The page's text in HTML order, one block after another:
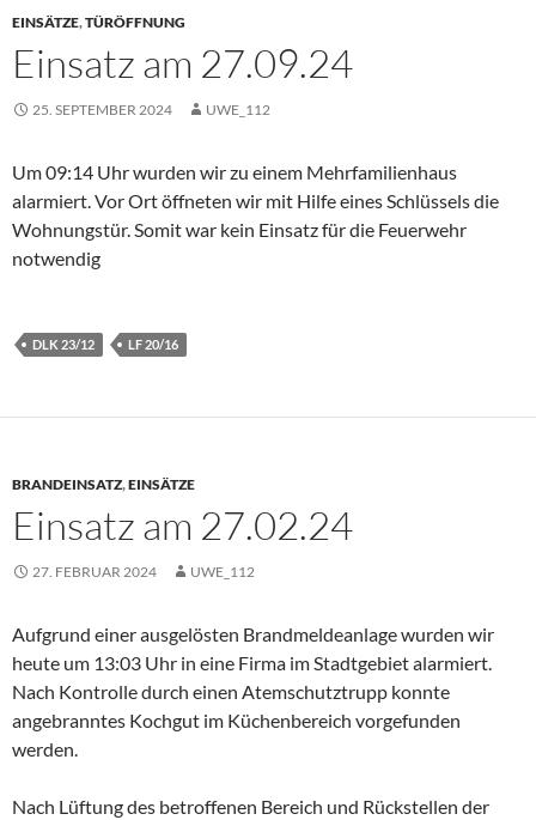
EINSÄTZE,TÜRÖFFNUNG
Einsatz am 27.09.24
25. SEPTEMBER 2024 UWE_112
Um 09:14 Uhr wurden wir zu einem Mehrfamilienhaus
alarmiert. Vor Ort öffneten wir mit Hilfe eines Schlüssels die
Wohnungstür. Somit war kein Einsatz für die Feuerwehr
notwendig
DLK 23/12 LF 20/16
BRANDEINSATZ,EINSÄTZE
Einsatz am 27.02.24
27. FEBRUAR 2024 UWE_112
Aufgrund einer ausgelösten Brandmeldeanlage wurden wir
heute um 13:03 Uhr in eine Firma im Stadtgebiet alarmiert.
Nach Kontrolle durch einen Atemschutztrupp konnte
angebranntes Kochgut im Küchenbereich vorgefunden
werden.
Nach Lüftung des betroffenen Bereich und Rückstellen der